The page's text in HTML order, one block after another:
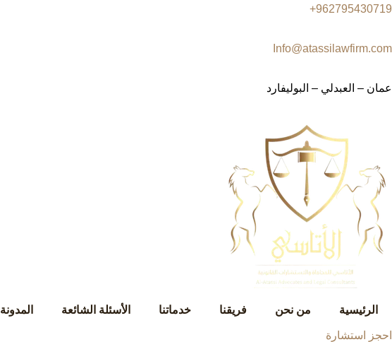
962795430719+
Info@atassilawfirm.com
عمان – العبدلي – البوليفارد
الرئيسية من نحن فريقنا خدماتنا الأسئلة الشائعة المدونة
احجز استشارة